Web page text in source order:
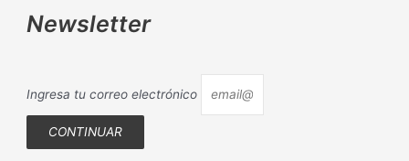
Newsletter
Ingresa tu correo electrónico
CONTINUAR